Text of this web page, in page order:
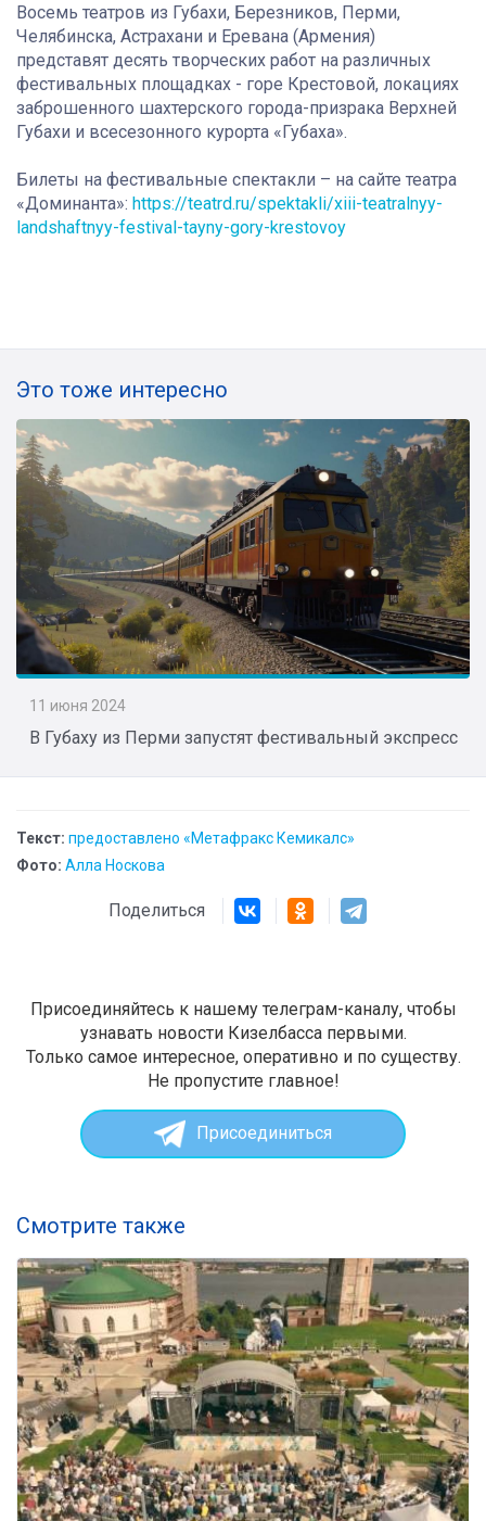
Восемь театров из Губахи, Березников, Перми,
Челябинска, Астрахани и Еревана (Армения)
представят десять творческих работ на различных
фестивальных площадках - горе Крестовой, локациях
заброшенного шахтерского города-призрака Верхней
Губахи и всесезонного курорта «Губаха».
Билеты на фестивальные спектакли – на сайте театра
«Доминанта»: https://teatrd.ru/spektakli/xiii-teatralnyy-
landshaftnyy-festival-tayny-gory-krestovoy
Это тоже интересно
11 июня 2024
В Губаху из Перми запустят фестивальный экспресс
Текст: предоставлено «Метафракс Кемикалс»
Фото: Алла Носкова
Поделиться
Присоединяйтесь к нашему телеграм-каналу, чтобы
узнавать новости Кизелбасса первыми.
Только самое интересное, оперативно и по существу.
Не пропустите главное!
Присоединиться
Смотрите также